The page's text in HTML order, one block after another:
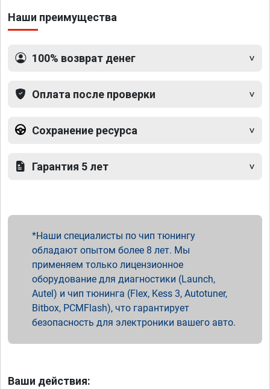
Наши преимущества
100% возврат денег
Оплата после проверки
Сохранение ресурса
Гарантия 5 лет
Наши специалисты по чип тюнингу
обладают опытом более 8 лет. Мы
применяем только лицензионное
оборудование для диагностики (Launch,
Autel) и чип тюнинга (Flex, Kess 3, Autotuner,
Bitbox, PCMFlash), что гарантирует
безопасность для электроники вашего авто.
Ваши действия: